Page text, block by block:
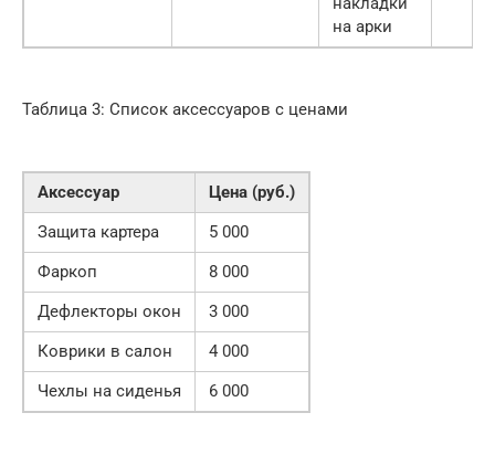
на арки
Таблица 3: Список аксессуаров с ценами
Аксессуар
Цена (руб.)
Защита картера
5 000
Фаркоп
8 000
Дефлекторы окон
3 000
Коврики в салон
4 000
Чехлы на сиденья
6 000